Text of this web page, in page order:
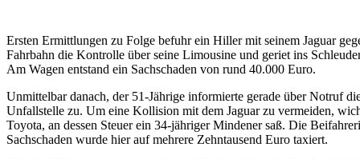
Ersten Ermittlungen zu Folge befuhr ein Hiller mit seinem Jaguar
Fahrbahn die Kontrolle über seine Limousine und geriet ins
Am Wagen entstand ein Sachschaden von rund 40.000 Euro.
Unmittelbar danach, der 51-Jährige informierte gerade über Notruf
Unfallstelle zu. Um eine Kollision mit dem Jaguar zu vermeiden,
Toyota, an dessen Steuer ein 34-jähriger Mindener saß. Die
Sachschaden wurde hier auf mehrere Zehntausend Euro taxiert.